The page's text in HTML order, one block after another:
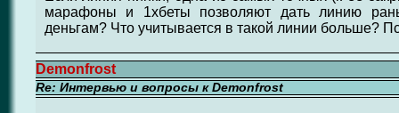
марафоны и 1хбеты позволяют дать линию
деньгам? Что учитывается в такой линии больше?
Demonfrost
Re: Интервью и вопросы к Demonfrost